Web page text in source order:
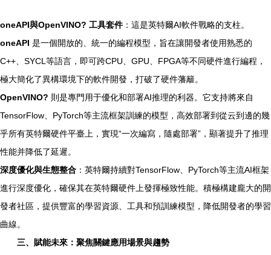
oneAPI與OpenVINO? 工具套件：這是英特爾AI軟件戰略的支柱。
oneAPI 是一個開放的、統一的編程模型，旨在讓開發者使用熟悉的
C++、SYCL等語言，即可跨CPU、GPU、FPGA等不同硬件進行編程，
極大簡化了異構環境下的軟件開發，打破了硬件藩籬。
OpenVINO? 則是專門用于優化和部署AI推理的利器。它支持將來自
TensorFlow、PyTorch等主流框架訓練的模型，高效部署到從云到邊的幾
乎所有英特爾硬件平臺上，實現“一次編寫，隨處部署”，顯著提升了推理
性能并降低了延遲。
深度優化與生態整合 ：英特爾持續對TensorFlow、PyTorch等主流AI框架
進行深度優化，確保其在英特爾硬件上發揮極致性能。積極構建龐大的開
發者社區，提供豐富的學習資源、工具和預訓練模型，降低開發者的學習
曲線。
三、賦能未來：聚焦關鍵應用場景與趨勢